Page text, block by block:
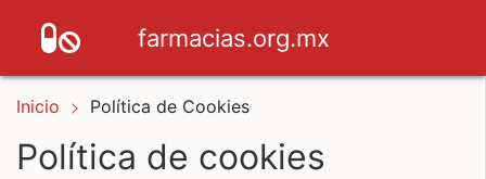
farmacias.org.mx
Inicio Política de Cookies
Política de cookies